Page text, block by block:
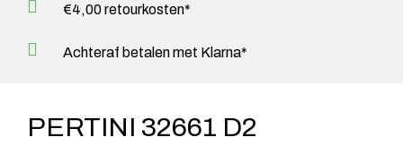
€4,00 retourkosten*
Achteraf betalen met Klarna*
PERTINI 32661 D2